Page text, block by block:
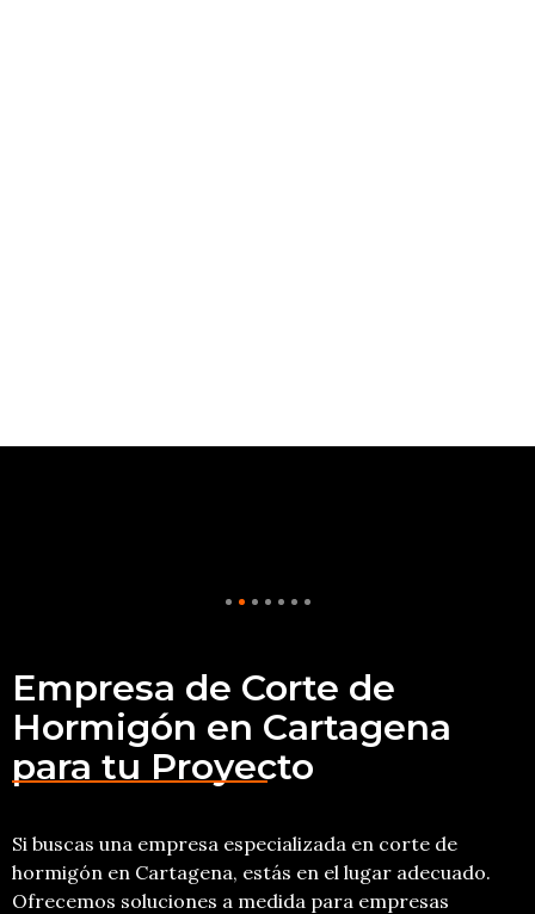
Empresa de Corte de
Hormigón en Cartagena
para tu Proyecto
Si buscas una empresa especializada en corte de
hormigón en Cartagena, estás en el lugar adecuado.
Ofrecemos soluciones a medida para empresas